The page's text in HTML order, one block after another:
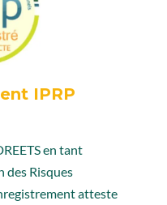
IPRP
en tant
des Risques
atteste